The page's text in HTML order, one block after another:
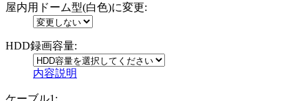
屋内用ドーム型(白色)に変更:
HDD録画容量:
内容説明
ケーブル1: